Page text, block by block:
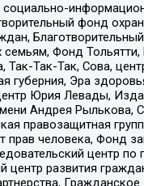
фонд
Фонд Тольятти,
Так-Так-Так, Сова,
губерния, Эра
Юрия Левады,
Андрея Рылькова,
правозащитная
прав человека, Фонд
центр по
центр развития